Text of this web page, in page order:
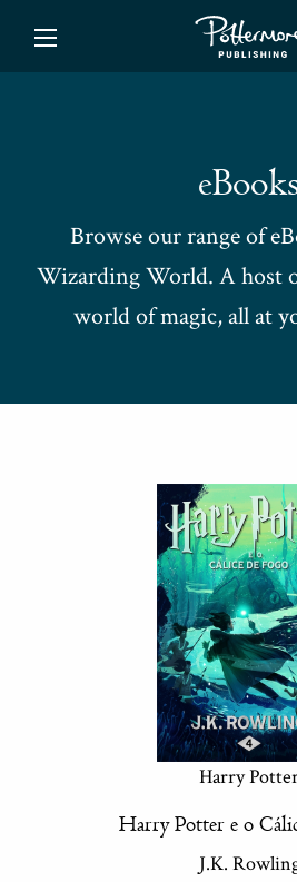
Browse our range of
Wizarding World. A host
world of magic, all at
Harry
Harry Potter e o
J.K.